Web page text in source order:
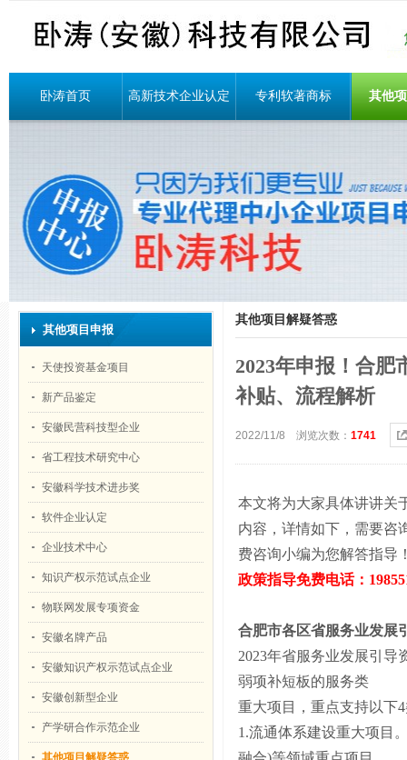
卧涛首页 高新技术企业认定 专利软著商标 其他
其他项目申报
天使投资基金项目
新产品鉴定
安徽民营科技型企业
省工程技术研究中心
安徽科学技术进步奖
软件企业认定
企业技术中心
知识产权示范试点企业
物联网发展专项资金
安徽名牌产品
安徽知识产权示范试点企业
安徽创新型企业
产学研合作示范企业
其他项目解疑答惑
其他项目解疑答惑
2023年申报！合肥
补贴、流程解析
2022/11/8 浏览次数：1741
本文将为大家具体讲讲关
内容，详情如下，需要咨
费咨询小编为您解答指导
政策指导免费电话：
合肥市各区省服务业发展
2023年省服务业发展引导
弱项补短板的服务类
重大项目，重点支持以下4
1.流通体系建设重大项目